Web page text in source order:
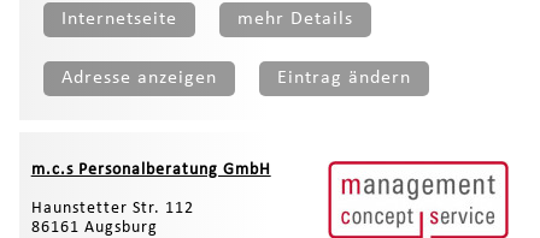
Internetseite mehr Details
Adresse anzeigen Eintrag ändern
m.c.s Personalberatung GmbH
Haunstetter Str. 112
86161 Augsburg